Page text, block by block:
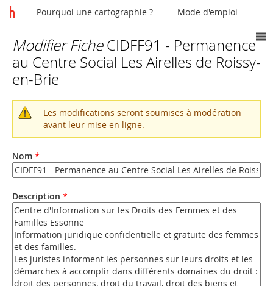
Vous
êtes
ici
Modifier FicheCIDFF91 - Permanence
au Centre Social Les Airelles de Roissy-
en-Brie
Message
d'avertissement
Les modifications seront soumises à modération
avant leur mise en ligne.
Nom *
Description *
Pourquoi une cartographie ? Mode d'emploi